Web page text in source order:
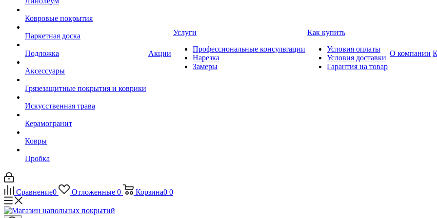
Ковровые покрытия
Паркетная доска
Подложка
Аксессуары
Грязезащитные покрытия и коврики
Искусственная трава
Керамогранит
Ковры
Пробка
Акции
Услуги
Профессиональные консультации
Нарезка
Замеры
Как купить
Условия оплаты
Условия доставки
Гарантия на товар
О компании
Сравнение0 Отложенные 0 Корзина0 0